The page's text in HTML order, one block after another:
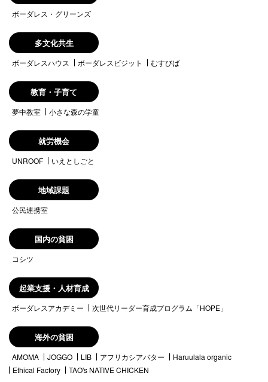
ボーダレス・グリーンズ
多文化共生
ボーダレスハウス ボーダレスビジット むすびば
教育・子育て
夢中教室 小さな森の学童
就労機会
UNROOF いえとしごと
地域課題
公民連携室
国内の貧困
コシツ
起業支援・人材育成
ボーダレスアカデミー 次世代リーダー育成プログラム「HOPE」
海外の貧困
AMOMA JOGGO LIB アフリカシアバター
Haruulala organic
Ethical Factory
TAO's NATIVE CHICKEN